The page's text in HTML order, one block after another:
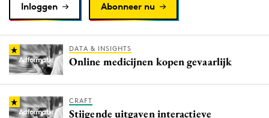
Reputatie & crisis
Inloggen Abonneer nu
DATA & INSIGHTS
Online medicijnen kopen gevaarlijk
CRAFT
Stijgende uitgaven interactieve